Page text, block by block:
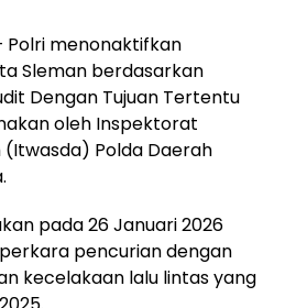
menonaktifkan
Sleman berdasarkan
Dengan Tujuan Tertentu
oleh Inspektorat
Polda Daerah
pada 26 Januari 2026
pencurian dengan
kecelakaan lalu lintas yang